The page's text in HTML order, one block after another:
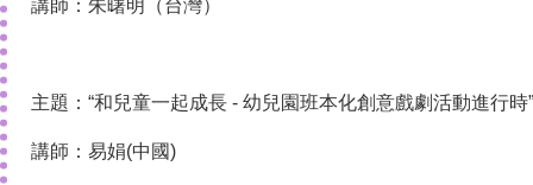
講師：朱曙明（台灣）
主題：“和兒童一起成長 - 幼兒園班本化創意戲劇活動進行時”
講師：易娟(中國)